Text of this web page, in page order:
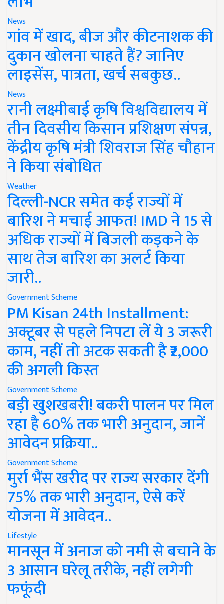
News
गांव में खाद, बीज और कीटनाशक की
दुकान खोलना चाहते हैं? जानिए
लाइसेंस, पात्रता, खर्च सबकुछ..
News
रानी लक्ष्मीबाई कृषि विश्वविद्यालय में
तीन दिवसीय किसान प्रशिक्षण संपन्न,
केंद्रीय कृषि मंत्री शिवराज सिंह चौहान
ने किया संबोधित
Weather
दिल्ली-NCR समेत कई राज्यों में
बारिश ने मचाई आफत! IMD ने 15 से
अधिक राज्यों में बिजली कड़कने के
साथ तेज बारिश का अलर्ट किया
जारी..
Government Scheme
PM Kisan 24th Installment:
अक्टूबर से पहले निपटा लें ये 3 जरूरी
काम, नहीं तो अटक सकती है ₹2,000
की अगली किस्त
Government Scheme
बड़ी खुशखबरी! बकरी पालन पर मिल
रहा है 60% तक भारी अनुदान, जानें
आवेदन प्रक्रिया..
Government Scheme
मुर्रा भैंस खरीद पर राज्य सरकार देंगी
75% तक भारी अनुदान, ऐसे करें
योजना में आवेदन..
Lifestyle
मानसून में अनाज को नमी से बचाने के
3 आसान घरेलू तरीके, नहीं लगेगी
फफूंदी